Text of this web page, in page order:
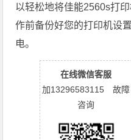
以轻松地将佳能2560s打
作前备份好您的打印机设
电。
在线微信客服
加13296583115 故障
咨询